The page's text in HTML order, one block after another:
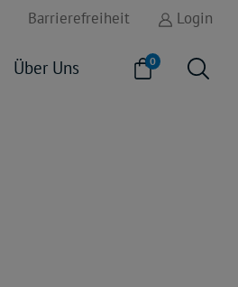
Barrierefreiheit Login
Über Uns 0